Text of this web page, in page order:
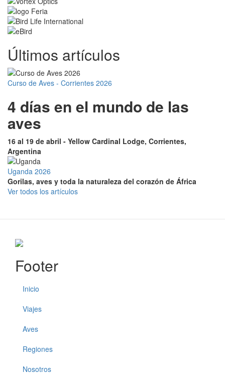
Últimos artículos
Curso de Aves - Corrientes 2026
4 días en el mundo de las
aves
16 al 19 de abril - Yellow Cardinal Lodge, Corrientes,
Argentina
Uganda 2026
Gorilas, aves y toda la naturaleza del corazón de África
Ver todos los artículos
Footer
Inicio
Viajes
Aves
Regiones
Nosotros